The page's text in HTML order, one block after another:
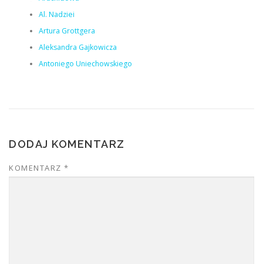
Al. Nadziei
Artura Grottgera
Aleksandra Gajkowicza
Antoniego Uniechowskiego
DODAJ KOMENTARZ
KOMENTARZ *